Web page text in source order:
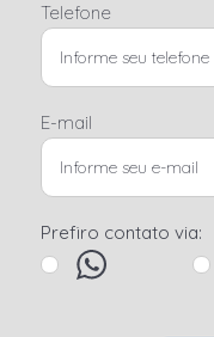
Telefone
E-mail
Prefiro contato via: